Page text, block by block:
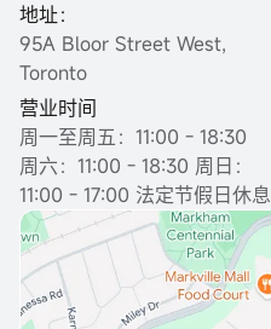
地址：
95A Bloor Street West,
Toronto
营业时间
周一至周五：11:00 - 18:30
周六：11:00 - 18:30 周日：
11:00 - 17:00 法定节假日休息